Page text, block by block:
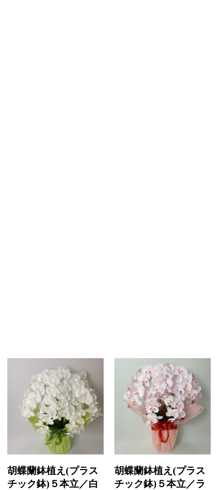
胡蝶蘭鉢植え(プラス
チック鉢)５本立／白
胡蝶蘭鉢植え(プラス
チック鉢)５本立／ラ